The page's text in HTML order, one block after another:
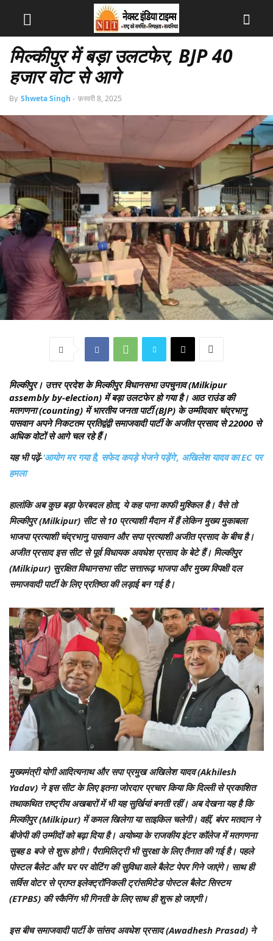
मिल्कीपुर में बड़ा उलटफेर, BJP 40
हजार वोट से आगे
By Shweta Singh - फ़रवरी 8, 2025
मिल्कीपुर। उत्तर प्रदेश के मिल्कीपुर विधानसभा उपचुनाव (Milkipur
assembly by-election) में बड़ा उलटफेर हो गया है। आठ राउंड की
मतगणना (counting) में भारतीय जनता पार्टी (BJP) के उम्मीदवार चंद्रभानु
पासवान अपने निकटतम प्रतिद्वंद्वी समाजवादी पार्टी के अजीत प्रसाद से 22000 से
अधिक वोटों से आगे चल रहे हैं।
यह भी पढ़ें-‘आयोग मर गया है, सफेद कपड़े भेजने पड़ेंगे’, अखिलेश यादव का EC पर
हमला
हालांकि अब कुछ बड़ा फेरबदल होता, ये कह पाना काफी मुश्किल है। वैसे तो
मिल्कीपुर (Milkipur) सीट से 10 प्रत्याशी मैदान में हैं लेकिन मुख्य मुकाबला
भाजपा प्रत्याशी चंद्रभानु पासवान और सपा प्रत्याशी अजीत प्रसाद के बीच है।
अजीत प्रसाद इस सीट से पूर्व विधायक अवधेश प्रसाद के बेटे हैं। मिल्कीपुर
(Milkipur) सुरक्षित विधानसभा सीट सत्तारूढ़ भाजपा और मुख्य विपक्षी दल
समाजवादी पार्टी के लिए प्रतिष्ठा की लड़ाई बन गई है।
मुख्यमंत्री योगी आदित्यनाथ और सपा प्रमुख अखिलेश यादव (Akhilesh
Yadav) ने इस सीट के लिए इतना जोरदार प्रचार किया कि दिल्ली से प्रकाशित
तथाकथित राष्ट्रीय अखबारों में भी यह सुर्खियां बनती रहीं। अब देखना यह है कि
मिल्कीपुर (Milkipur) में कमल खिलेगा या साइकिल चलेगी। वहीं, बंपर मतदान ने
बीजेपी की उम्मीदों को बढ़ा दिया है। अयोध्या के राजकीय इंटर कॉलेज में मतगणना
सुबह 8 बजे से शुरू होगी। पैरामिलिट्री भी सुरक्षा के लिए तैनात की गई है। पहले
पोस्टल बैलेट और घर पर वोटिंग की सुविधा वाले बैलेट पेपर गिने जाएंगे। साथ ही
सर्विस वोटर से प्राप्त इलेक्ट्रॉनिकली ट्रांसमिटेड पोस्टल बैलेट सिस्टम
(ETPBS) की स्कैनिंग भी गिनती के लिए साथ ही शुरू हो जाएगी।
इस बीच समाजवादी पार्टी के सांसद अवधेश प्रसाद (Awadhesh Prasad) ने